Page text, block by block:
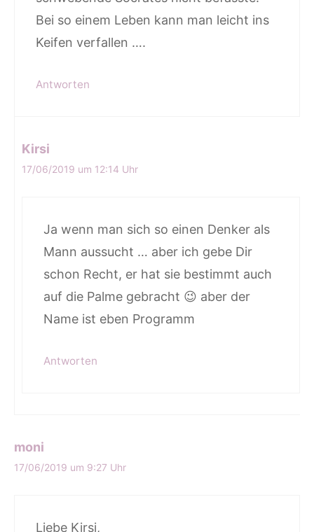
Bei so einem Leben kann man leicht ins
Keifen verfallen ….
Antworten
Kirsi
17/06/2019 um 12:14 Uhr
Ja wenn man sich so einen Denker als
Mann aussucht … aber ich gebe Dir
schon Recht, er hat sie bestimmt auch
auf die Palme gebracht 😉 aber der
Name ist eben Programm
Antworten
moni
17/06/2019 um 9:27 Uhr
Liebe Kirsi,